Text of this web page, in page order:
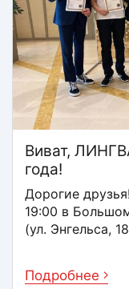
Виват,
года!
Дорогие
19:00 в
(ул. Энгельса,
Подробнее